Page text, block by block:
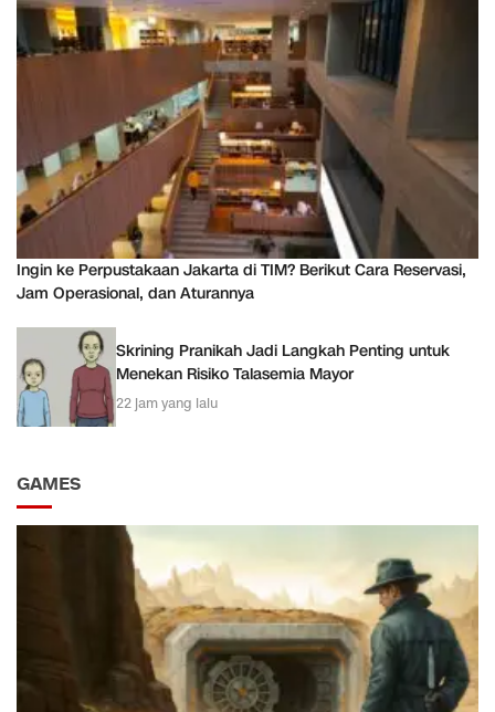
Ingin ke Perpustakaan Jakarta di TIM? Berikut Cara Reservasi,
Jam Operasional, dan Aturannya
Skrining Pranikah Jadi Langkah Penting untuk
Menekan Risiko Talasemia Mayor
22 jam yang lalu
GAMES